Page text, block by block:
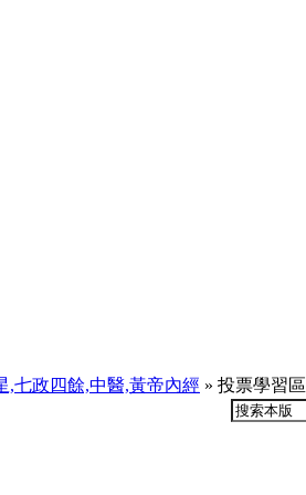
,七政四餘,中醫,黃帝內經 » 投票學習區